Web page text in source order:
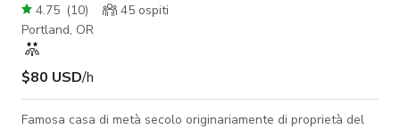
4.75 (10) 45 ospiti
Portland, OR
$80 USD/h
Famosa casa di metà secolo originariamente di proprietà del